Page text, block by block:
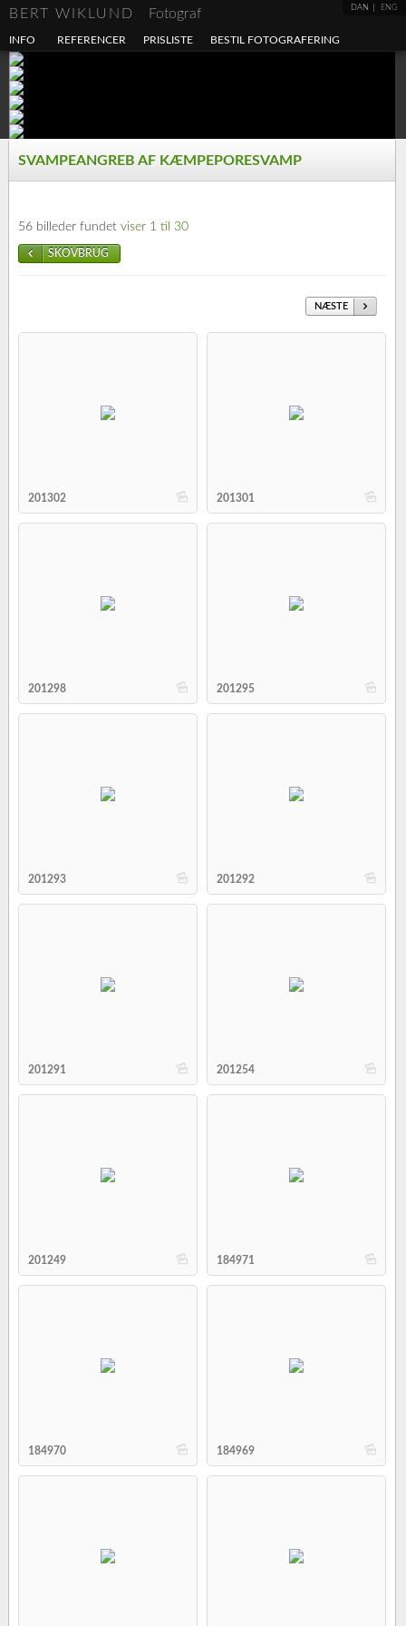
DAN ENG
BERT WIKLUND Fotograf
INFO REFERENCER PRISLISTE BESTIL FOTOGRAFERING
SVAMPEANGREB AF KÆMPEPORESVAMP
56 billeder fundet viser 1 til 30
SKOVBRUG
NÆSTE
b
201302 b
201301
b
201298 b
201295
b
201293 b
201292
b
201291 b
201254
b
201249 b
184971
b
184970 b
184969